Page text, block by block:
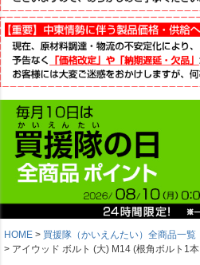
HOME
買援隊（かいえんたい）全商品一覧
アイウッド ボルト (大) M14 (根角ボルト1